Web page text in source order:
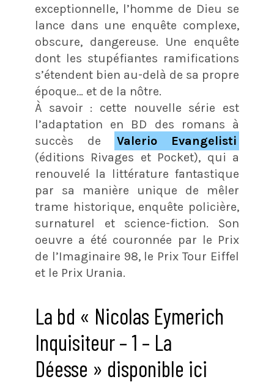
exceptionnelle, l’homme de Dieu se
lance dans une enquête complexe,
obscure, dangereuse. Une enquête
dont les stupéfiantes ramifications
s’étendent bien au-delà de sa propre
époque… et de la nôtre.
À savoir : cette nouvelle série est
l’adaptation en BD des romans à
succès de
Valerio Evangelisti
(éditions Rivages et Pocket), qui a
renouvelé la littérature fantastique
par sa manière unique de mêler
trame historique, enquête policière,
surnaturel et science-fiction. Son
oeuvre a été couronnée par le Prix
de l’Imaginaire 98, le Prix Tour Eiffel
et le Prix Urania.
La bd « Nicolas Eymerich
Inquisiteur – 1 – La
Déesse » disponible ici